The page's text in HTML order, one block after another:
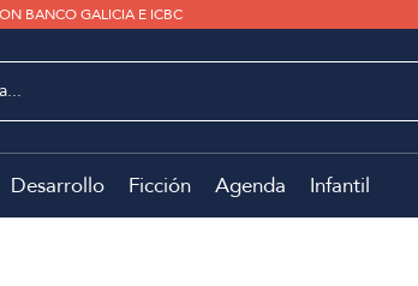
BANCO GALICIA E ICBC
Desarrollo Ficción Agenda Infantil